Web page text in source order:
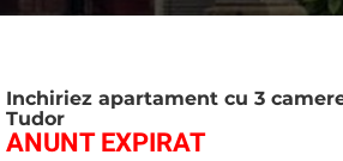
Inchiriez apartament cu 3
Tudor
ANUNT EXPIRAT